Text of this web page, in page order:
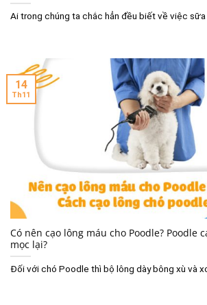
Ai trong chúng ta chắc hẳn đều biết về việc sữa
Có nên cạo lông máu cho Poodle? Poodle
mọc lại?
Đối với chó Poodle thì bộ lông dày bông xù và
14
Th11